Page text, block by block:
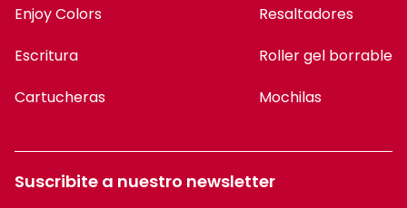
Enjoy Colors
Escritura
Cartucheras
Resaltadores
Roller gel borrable
Mochilas
Suscribite a nuestro newsletter